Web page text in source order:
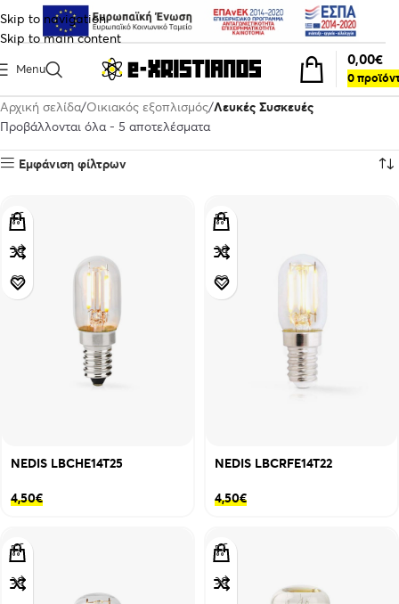
Skip to navigation
Skip to main content
Menu
0
0,00€
Αρχική σελίδα Οικιακός εξοπλισμός Λευκές Συσκευές
Προβάλλονται όλα - 5 αποτελέσματα
Εμφάνιση φίλτρων
NEDIS LBCHE14T25
4,50€
NEDIS LBCRFE14T22
4,50€